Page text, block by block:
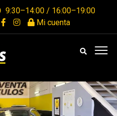
9:30–14:00 / 16:00–19:00
Mi cuenta